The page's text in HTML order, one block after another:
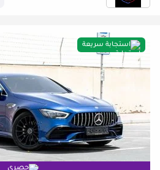
استجابة سريعة